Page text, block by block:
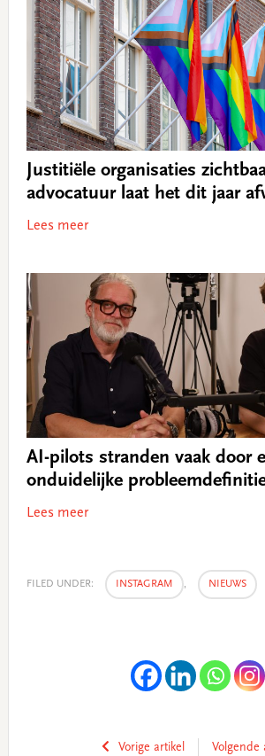
Justitiële organisaties
advocatuur laat het dit jaar
Lees meer
AI-pilots stranden vaak door
onduidelijke
Lees meer
FILED UNDER: INSTAGRAM , NIEUWS
Vorige artikel
Volgende